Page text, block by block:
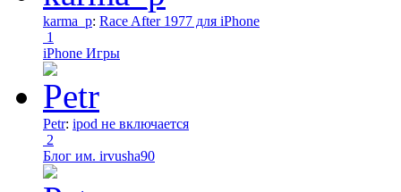
karma_p: Race After 1977 для iPhone
1
iPhone Игры
Petr: ipod не включается
2
Блог им. irvusha90